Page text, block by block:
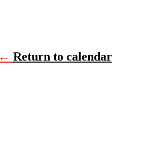
← Return to calendar